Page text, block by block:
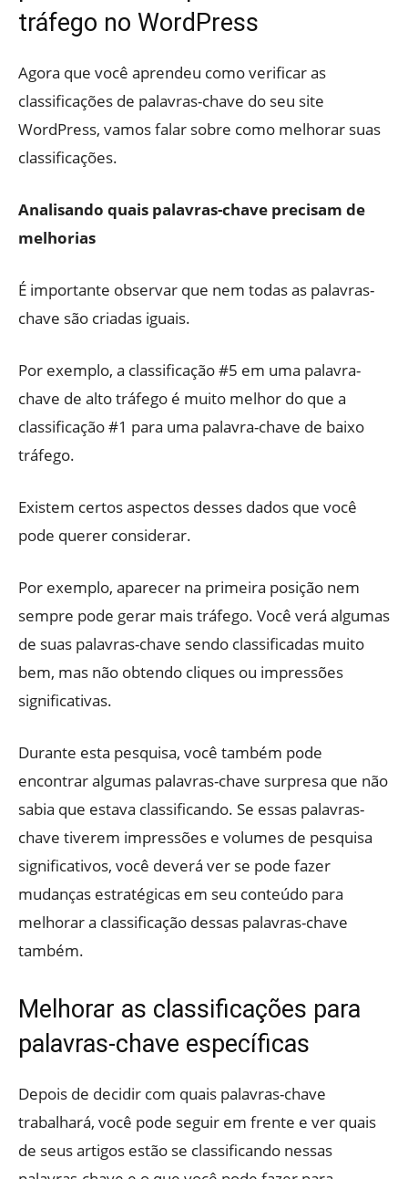
tráfego no WordPress
Agora que você aprendeu como verificar as
classificações de palavras-chave do seu site
WordPress, vamos falar sobre como melhorar suas
classificações.
Analisando quais palavras-chave precisam de
melhorias
É importante observar que nem todas as palavras-
chave são criadas iguais.
Por exemplo, a classificação #5 em uma palavra-
chave de alto tráfego é muito melhor do que a
classificação #1 para uma palavra-chave de baixo
tráfego.
Existem certos aspectos desses dados que você
pode querer considerar.
Por exemplo, aparecer na primeira posição nem
sempre pode gerar mais tráfego. Você verá algumas
de suas palavras-chave sendo classificadas muito
bem, mas não obtendo cliques ou impressões
significativas.
Durante esta pesquisa, você também pode
encontrar algumas palavras-chave surpresa que não
sabia que estava classificando. Se essas palavras-
chave tiverem impressões e volumes de pesquisa
significativos, você deverá ver se pode fazer
mudanças estratégicas em seu conteúdo para
melhorar a classificação dessas palavras-chave
também.
Melhorar as classificações para
palavras-chave específicas
Depois de decidir com quais palavras-chave
trabalhará, você pode seguir em frente e ver quais
de seus artigos estão se classificando nessas